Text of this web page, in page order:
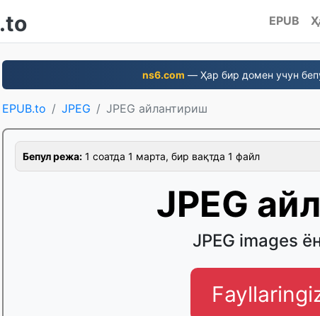
.to EPUB
ns6.com — Ҳар бир домен учун
EPUB.to JPEG JPEG айлантириш
Бепул режа: 1 соатда 1 марта, бир вақтда 1 файл
JPEG
JPEG images